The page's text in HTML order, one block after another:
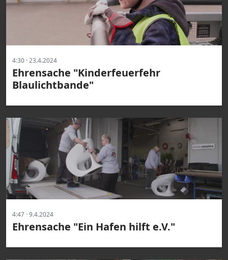
4:30 · 23.4.2024
Ehrensache "Kinderfeuerfehr
Blaulichtbande"
4:47 · 9.4.2024
Ehrensache "Ein Hafen hilft e.V."